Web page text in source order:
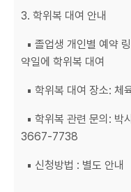
3. 학위복 대여 안내
▪ 졸업생 개인별 예약
약일에 학위복 대여
▪ 학위복 대여 장소: 체
▪ 학위복 관련 문의:
3667-7738
▪ 신청방법 : 별도 안내